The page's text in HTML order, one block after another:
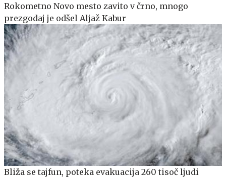
Rokometno Novo mesto zavito v črno, mnogo
prezgodaj je odšel Aljaž Kabur
Bliža se tajfun, poteka evakuacija 260 tisoč ljudi